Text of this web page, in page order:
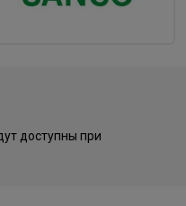
доступны при